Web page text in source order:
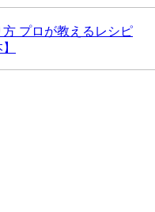
プロが教えるレシピ